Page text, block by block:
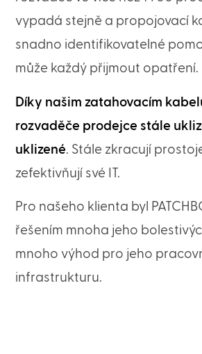
vypadá stejně a propojovací
snadno identifikovatelné
může každý přijmout opatření.
Díky našim zatahovacím
rozvaděče prodejce stále
uklizené. Stále zkracují
zefektivňují své IT.
Pro našeho klienta byl
řešením mnoha jeho
mnoho výhod pro jeho
infrastrukturu.